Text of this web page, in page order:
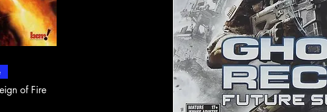
of Fire
PlayStation 2 - Rapala Pro
Vista rápida
In-Store & Online
PlayStation 2 - GoldenEye
Rogue Agent